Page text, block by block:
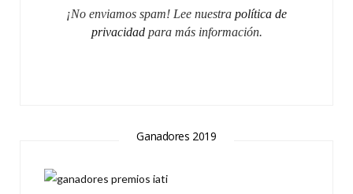
¡No enviamos spam! Lee nuestra política de
privacidadpara más información.
Ganadores 2019